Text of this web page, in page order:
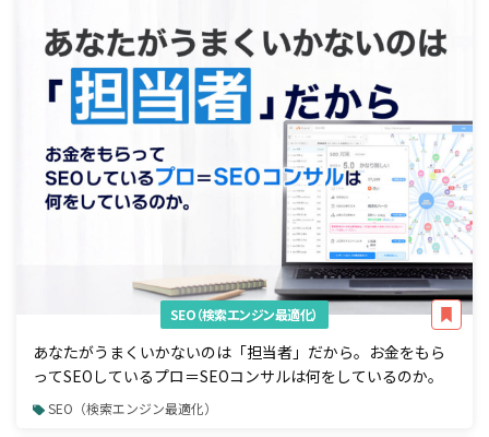
SEO（検索エンジン最適化）
あなたがうまくいかないのは「担当者」だから。お金をもら
ってSEOしているプロ＝SEOコンサルは何をしているのか。
SEO（検索エンジン最適化）